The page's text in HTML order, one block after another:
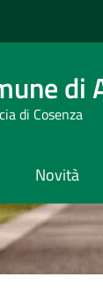
di
di Cosenza
Novità